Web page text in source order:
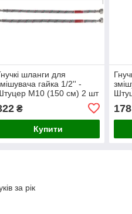
шланги для
гайка 1/2'' -
M10 (150 см) 2 шт
неіржавкої
₴
Купити
178
за рік